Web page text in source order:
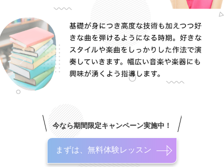
今なら期間限定キャンペーン実施中！
まずは、無料体験レッスン